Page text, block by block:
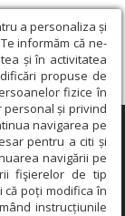
a personaliza și
informăm că ne-
și în activitatea
propuse de
fizice în
personal și privind
navigarea pe
pentru a citi și
navigării pe
fişierelor de tip
că poți modifica în
instrucțiunile
×